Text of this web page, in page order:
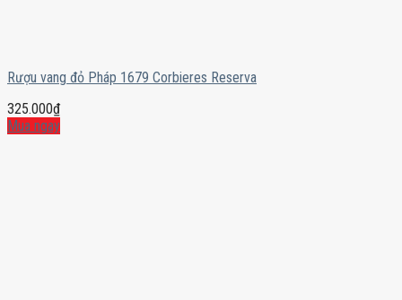
Rượu vang đỏ Pháp 1679 Corbieres Reserva
325.000₫
Mua ngay